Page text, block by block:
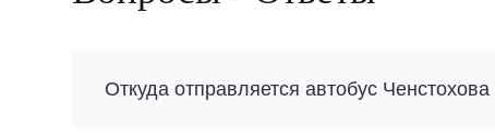
Откуда отправляется автобус